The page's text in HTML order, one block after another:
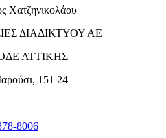
Χατζηνικολάου
ΔΙΑΔΙΚΤΥΟΥ ΑΕ
ΑΤΤΙΚΗΣ
151 24
8006